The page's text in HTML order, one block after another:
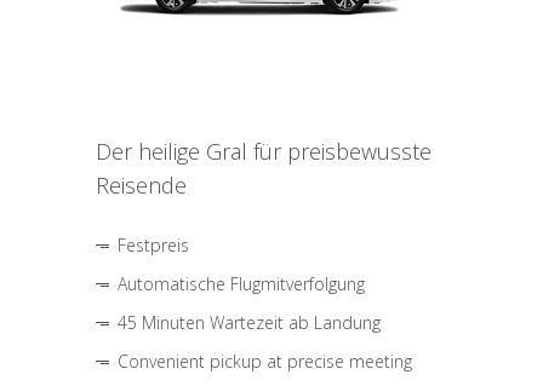
Der heilige Gral für preisbewusste
Reisende
Festpreis
Automatische Flugmitverfolgung
45 Minuten Wartezeit ab Landung
Convenient pickup at precise meeting